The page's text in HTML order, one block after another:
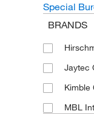
Special
BRANDS
Jaytec
Kimble
MBL